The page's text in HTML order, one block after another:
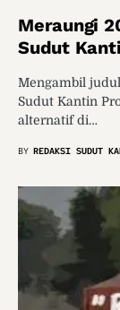
Meraungi
Sudut
Mengambil
Sudut Kantin
alternatif di…
BY REDAKSI SUDUT